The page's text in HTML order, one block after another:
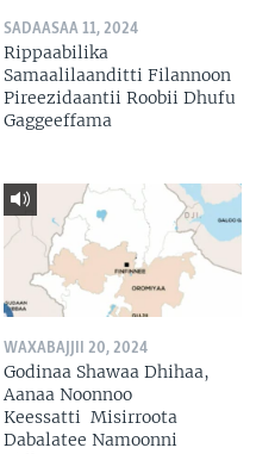
SADAASAA 11, 2024
Rippaabilika
Samaalilaanditti Filannoon
Pireezidaantii Roobii Dhufu
Gaggeeffama
WAXABAJJII 20, 2024
Godinaa Shawaa Dhihaa,
Aanaa Noonnoo
Keessatti Misirroota
Dabalatee Namoonni